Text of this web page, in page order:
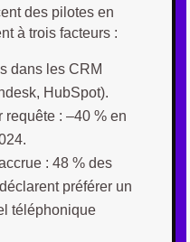
des pilotes en
à trois facteurs :
dans les CRM
HubSpot).
requête : –40 % en
: 48 % des
préférer un
téléphonique